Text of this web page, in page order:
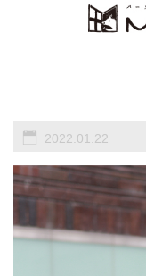
2022.01.22